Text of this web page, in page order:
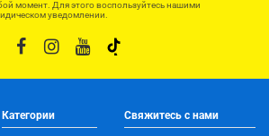
момент. Для этого воспользуйтесь нашими
уведомлении.
Категории Свяжитесь с нами